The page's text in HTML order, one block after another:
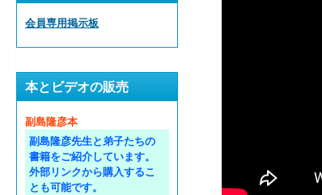
会員専用掲示板
本とビデオの販売
副島隆彦本
副島隆彦先生と弟子たちの
書籍をご紹介しています。
外部リンクから購入するこ
とも可能です。